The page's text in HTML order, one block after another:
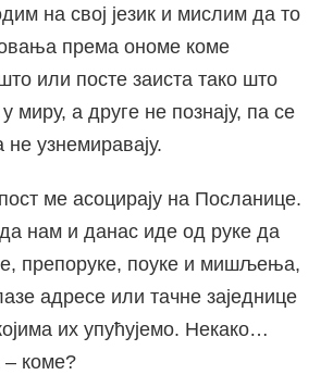
на свој језик и мислим да то
према ономе коме
или посте заиста тако што
миру, а друге не познају, па се
узнемиравају.
ме асоцирају на Посланице.
нам и данас иде од руке да
препоруке, поуке и мишљења,
адресе или тачне заједнице
их упућујемо. Некако…
коме?